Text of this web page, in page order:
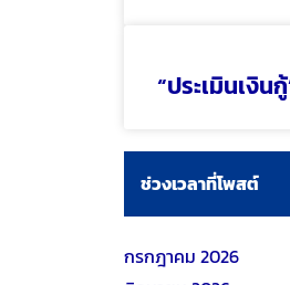
“ประเมินเงิน
ช่วงเวลาที่โพสต์
กรกฎาคม 2026